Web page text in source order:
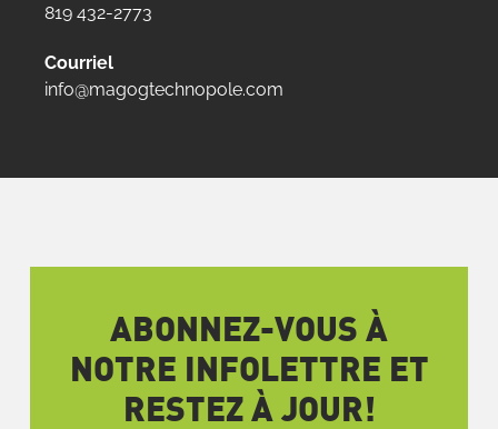
819 432-2773
Courriel
info@magogtechnopole.com
ABONNEZ-VOUS À
NOTRE INFOLETTRE ET
RESTEZ À JOUR!